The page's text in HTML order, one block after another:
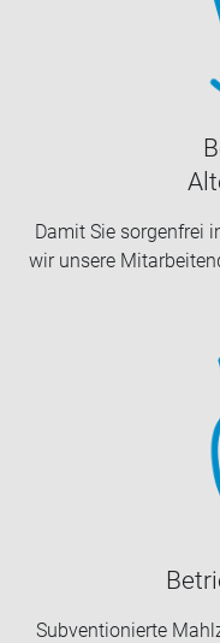
Damit Sie sor­gen­frei
wir un­se­re
Sub­ven­tio­nier­te